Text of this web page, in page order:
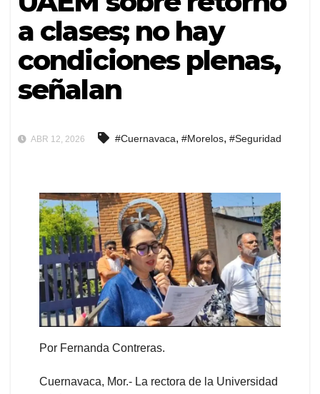
a clases; no hay
condiciones plenas,
señalan
ABR 12, 2026 #Cuernavaca, #Morelos, #Seguridad
Por Fernanda Contreras.
Cuernavaca, Mor.- La rectora de la Universidad